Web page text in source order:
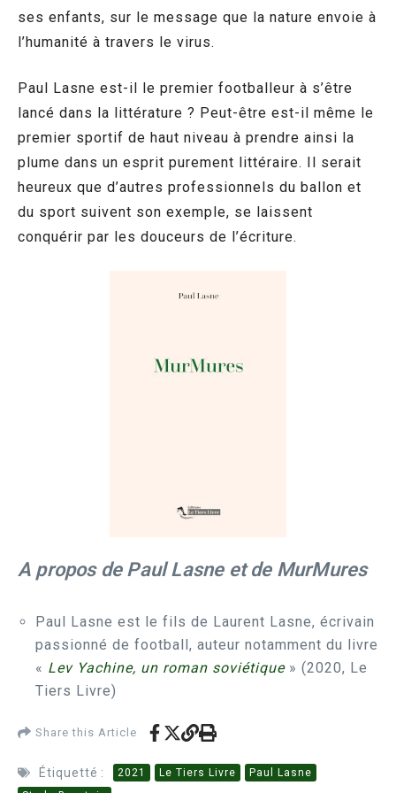
ses enfants, sur le message que la nature envoie à
l’humanité à travers le virus.
Paul Lasne est-il le premier footballeur à s’être
lancé dans la littérature ? Peut-être est-il même le
premier sportif de haut niveau à prendre ainsi la
plume dans un esprit purement littéraire. Il serait
heureux que d’autres professionnels du ballon et
du sport suivent son exemple, se laissent
conquérir par les douceurs de l’écriture.
A propos de Paul Lasne et de MurMures
Paul Lasne est le fils de Laurent Lasne, écrivain
passionné de football, auteur notamment du livre
« Lev Yachine, un roman soviétique» (2020, Le
Tiers Livre)
Share this Article
Étiquetté : 2021 Le Tiers Livre
Paul Lasne